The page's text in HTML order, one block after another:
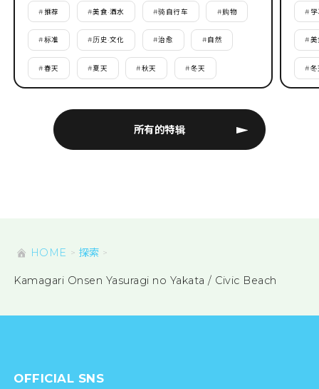
所有的特辑
#推荐 #美食·酒水 #骑自行车 #购物
#标准 #历史·文化 #治愈 #自然
#春天 #夏天 #秋天 #冬天
# 学
#美
#冬
HOME 探索
Kamagari Onsen Yasuragi no Yakata / Civic Beach
OFFICIAL SNS